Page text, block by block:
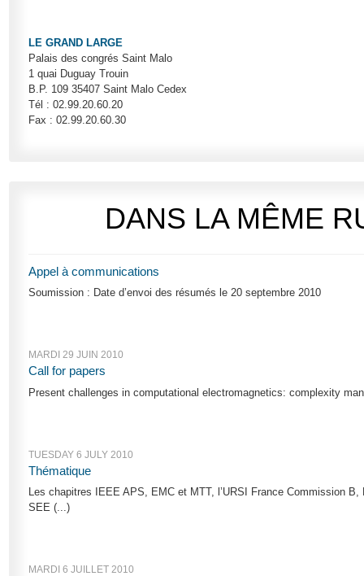
LE GRAND LARGE
Palais des congrés Saint Malo
1 quai Duguay Trouin
B.P. 109 35407 Saint Malo Cedex
Tél : 02.99.20.60.20
Fax : 02.99.20.60.30
DANS LA MÊME
Appel à communications
Soumission : Date d’envoi des résumés le 20 septembre 2010
MARDI 29 JUIN 2010
Call for papers
Present challenges in computational electromagnetics: complexity
TUESDAY 6 JULY 2010
Thématique
Les chapitres IEEE APS, EMC et MTT, l’URSI France Commission
SEE (...)
MARDI 6 JUILLET 2010